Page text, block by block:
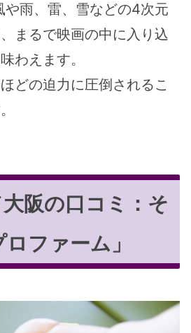
雨、雷、雪などの4次元
まるで映画の中に入り込
わえます。
どの迫力に圧倒されるこ
阪の口コミ：そ
ファーム」